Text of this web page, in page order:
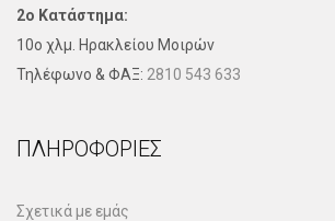
2ο Κατάστημα:
10ο χλμ. Ηρακλείου Μοιρών
Τηλέφωνo & ΦΑΞ: 2810 543 633
ΠΛΗΡΟΦΟΡΊΕΣ
Σχετικά με εμάς